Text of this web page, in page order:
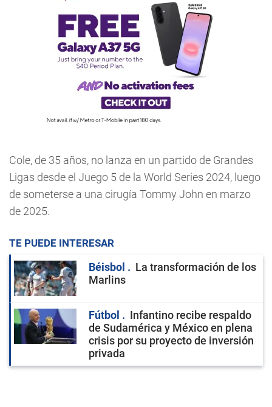
Cole, de 35 años, no lanza en un partido de Grandes
Ligas desde el Juego 5 de la World Series 2024, luego
de someterse a una cirugía Tommy John en marzo
de 2025.
TE PUEDE INTERESAR
Béisbol
La transformación de los
Marlins
Fútbol
Infantino recibe respaldo
de Sudamérica y México en plena
crisis por su proyecto de inversión
privada